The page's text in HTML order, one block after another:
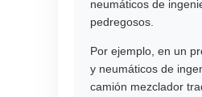
neumáticos de
pedregosos.
Por ejemplo, en un
y neumáticos de
camión mezclador